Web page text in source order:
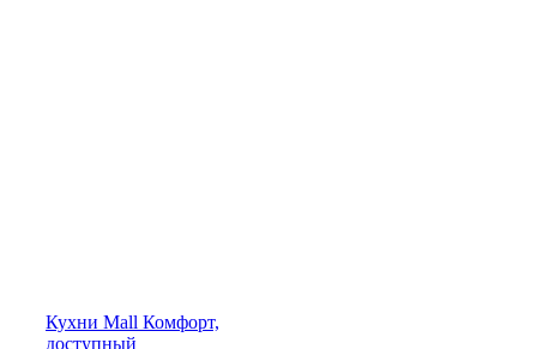
Кухни Mall Комфорт,
доступный